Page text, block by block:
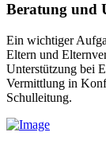
Beratung und
Ein wichtiger
Eltern und
Unterstützung bei
Vermittlung in
Schulleitung.